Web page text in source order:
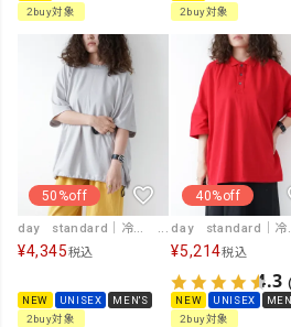
2buy対象
2buy対象
50%off
day standard｜冷感鹿の子プルオーバー [[d-c-027]][D]
¥4,345税込
NEW UNISEX
MEN'S
2buy対象
40%off
day
¥5,214税込
4.3
NEW UNISEX
2buy対象